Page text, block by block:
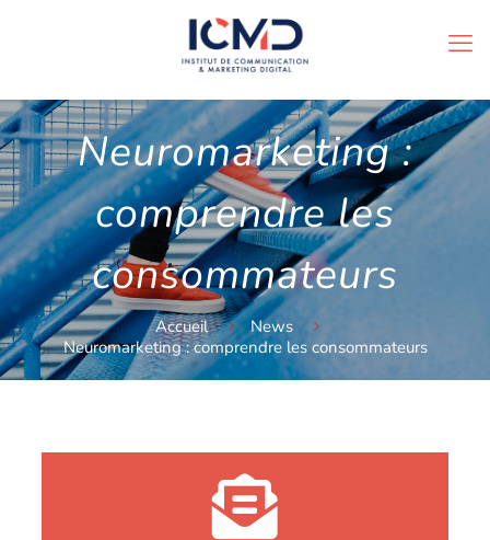
Neuromarketing :
comprendre les
consommateurs
Accueil
News
Neuromarketing : comprendre les consommateurs